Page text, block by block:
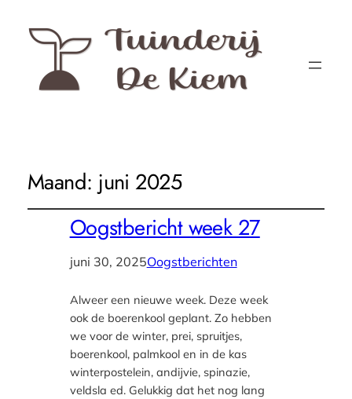
Maand: juni 2025
Oogstbericht week 27
juni 30, 2025Oogstberichten
Alweer een nieuwe week. Deze week
ook de boerenkool geplant. Zo hebben
we voor de winter, prei, spruitjes,
boerenkool, palmkool en in de kas
winterpostelein, andijvie, spinazie,
veldsla ed. Gelukkig dat het nog lang